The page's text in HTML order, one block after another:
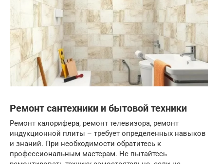
Ремонт сантехники и бытовой техники
Ремонт калорифера, ремонт телевизора, ремонт
индукционной плиты – требует определенных навыков
и знаний. При необходимости обратитесь к
профессиональным мастерам. Не пытайтесь